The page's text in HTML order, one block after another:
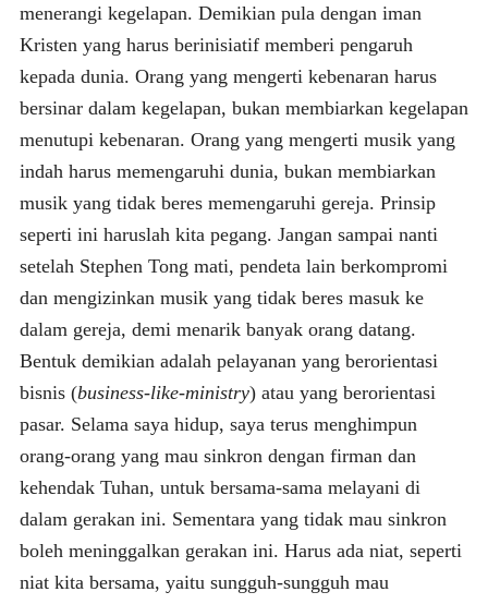
menerangi kegelapan. Demikian pula dengan iman
Kristen yang harus berinisiatif memberi pengaruh
kepada dunia. Orang yang mengerti kebenaran harus
bersinar dalam kegelapan, bukan membiarkan kegelapan
menutupi kebenaran. Orang yang mengerti musik yang
indah harus memengaruhi dunia, bukan membiarkan
musik yang tidak beres memengaruhi gereja. Prinsip
seperti ini haruslah kita pegang. Jangan sampai nanti
setelah Stephen Tong mati, pendeta lain berkompromi
dan mengizinkan musik yang tidak beres masuk ke
dalam gereja, demi menarik banyak orang datang.
Bentuk demikian adalah pelayanan yang berorientasi
bisnis (business-like-ministry) atau yang berorientasi
pasar. Selama saya hidup, saya terus menghimpun
orang-orang yang mau sinkron dengan firman dan
kehendak Tuhan, untuk bersama-sama melayani di
dalam gerakan ini. Sementara yang tidak mau sinkron
boleh meninggalkan gerakan ini. Harus ada niat, seperti
niat kita bersama, yaitu sungguh-sungguh mau